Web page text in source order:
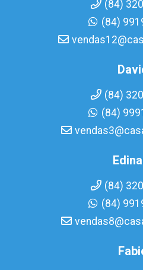
(84)
(84)
(84)
(84)
(84)
(84)